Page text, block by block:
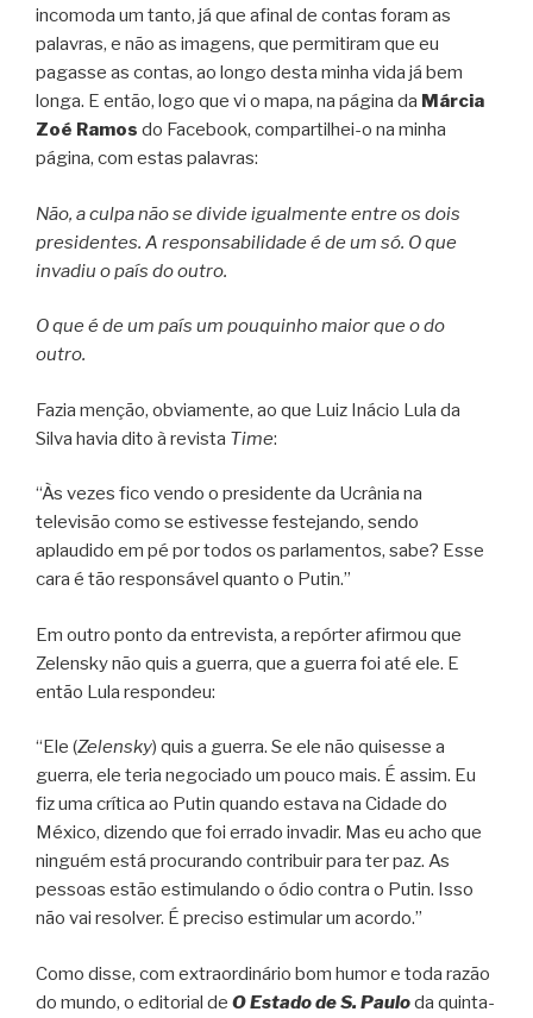
incomoda um tanto, já que afinal de contas foram as
palavras, e não as imagens, que permitiram que eu
pagasse as contas, ao longo desta minha vida já bem
longa. E então, logo que vi o mapa, na página da Márcia
Zoé Ramos do Facebook, compartilhei-o na minha
página, com estas palavras:
Não, a culpa não se divide igualmente entre os dois
presidentes. A responsabilidade é de um só. O que
invadiu o país do outro.
O que é de um país um pouquinho maior que o do
outro.
Fazia menção, obviamente, ao que Luiz Inácio Lula da
Silva havia dito à revista Time:
“Às vezes fico vendo o presidente da Ucrânia na
televisão como se estivesse festejando, sendo
aplaudido em pé por todos os parlamentos, sabe? Esse
cara é tão responsável quanto o Putin.”
Em outro ponto da entrevista, a repórter afirmou que
Zelensky não quis a guerra, que a guerra foi até ele. E
então Lula respondeu:
“Ele (Zelensky) quis a guerra. Se ele não quisesse a
guerra, ele teria negociado um pouco mais. É assim. Eu
fiz uma crítica ao Putin quando estava na Cidade do
México, dizendo que foi errado invadir. Mas eu acho que
ninguém está procurando contribuir para ter paz. As
pessoas estão estimulando o ódio contra o Putin. Isso
não vai resolver. É preciso estimular um acordo.”
Como disse, com extraordinário bom humor e toda razão
do mundo, o editorial de O Estado de S. Pauloda quinta-